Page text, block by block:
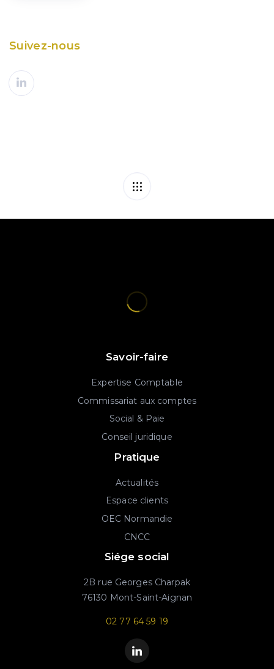
Suivez-nous
Savoir-faire
Expertise Comptable
Commissariat aux comptes
Social & Paie
Conseil juridique
Pratique
Actualités
Espace clients
OEC Normandie
CNCC
Siége social
2B rue Georges Charpak
76130 Mont-Saint-Aignan
02 77 64 59 19